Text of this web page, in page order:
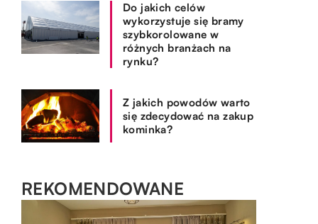
Do jakich celów
wykorzystuje się bramy
szybkorolowane w
różnych branżach na
rynku?
Z jakich powodów warto
się zdecydować na zakup
kominka?
REKOMENDOWANE